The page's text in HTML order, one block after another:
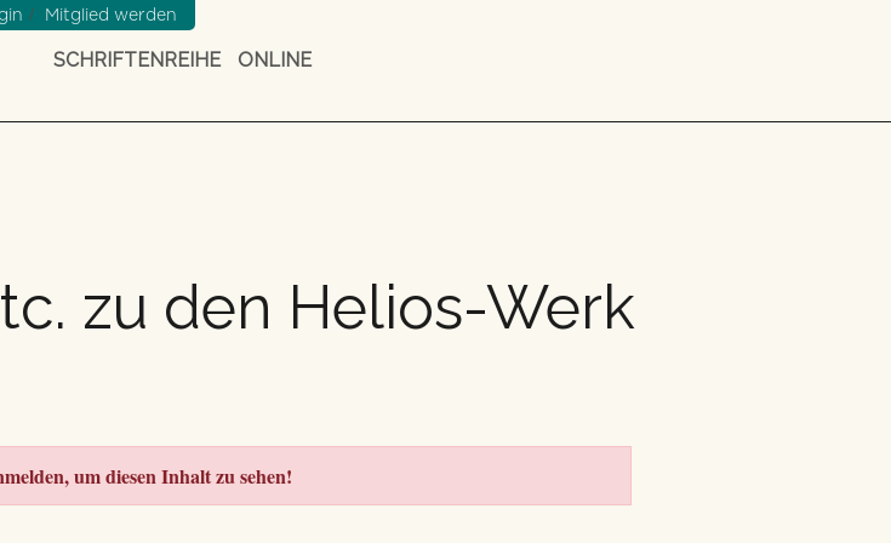
SCHRIFTENREIHE ONLINE
/ Mitglied werden
zu den Helios-Werk
um diesen Inhalt zu sehen!